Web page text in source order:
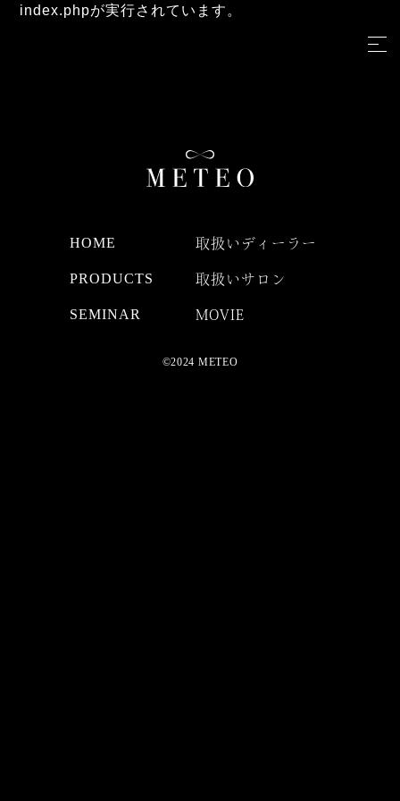
index.phpが実行されています。
HOME
PRODUCTS
SEMINAR
取扱いディーラー
取扱いサロン
MOVIE
©2024 METEO